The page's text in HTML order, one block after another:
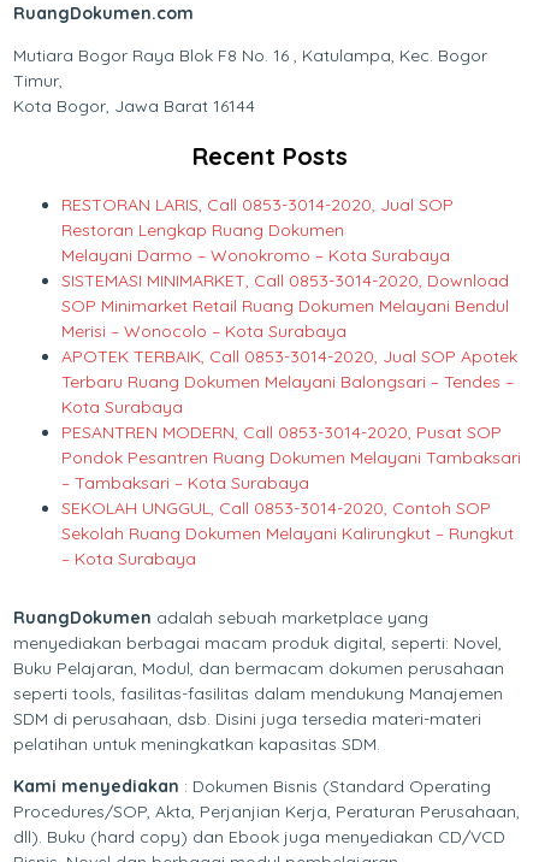
RuangDokumen.com
Mutiara Bogor Raya Blok F8 No. 16 , Katulampa, Kec. Bogor
Timur,
Kota Bogor, Jawa Barat 16144
Recent Posts
RESTORAN LARIS, Call 0853-3014-2020, Jual SOP
Restoran Lengkap Ruang Dokumen
Melayani Darmo – Wonokromo – Kota Surabaya
SISTEMASI MINIMARKET, Call 0853-3014-2020, Download
SOP Minimarket Retail Ruang Dokumen Melayani Bendul
Merisi – Wonocolo – Kota Surabaya
APOTEK TERBAIK, Call 0853-3014-2020, Jual SOP Apotek
Terbaru Ruang Dokumen Melayani Balongsari – Tendes –
Kota Surabaya
PESANTREN MODERN, Call 0853-3014-2020, Pusat SOP
Pondok Pesantren Ruang Dokumen Melayani Tambaksari
– Tambaksari – Kota Surabaya
SEKOLAH UNGGUL, Call 0853-3014-2020, Contoh SOP
Sekolah Ruang Dokumen Melayani Kalirungkut – Rungkut
– Kota Surabaya
RuangDokumen adalah sebuah marketplace yang
menyediakan berbagai macam produk digital, seperti: Novel,
Buku Pelajaran, Modul, dan bermacam dokumen perusahaan
seperti tools, fasilitas-fasilitas dalam mendukung Manajemen
SDM di perusahaan, dsb. Disini juga tersedia materi-materi
pelatihan untuk meningkatkan kapasitas SDM.
Kami menyediakan : Dokumen Bisnis (Standard Operating
Procedures/SOP, Akta, Perjanjian Kerja, Peraturan Perusahaan,
dll). Buku (hard copy) dan Ebook juga menyediakan CD/VCD